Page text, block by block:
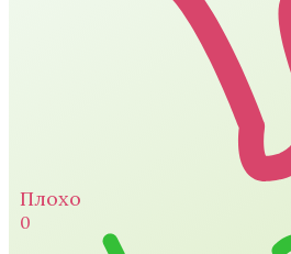
Плохо
0